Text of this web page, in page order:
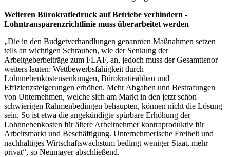
Weiteren Bürokratiedruck auf Betriebe verhindern -
Lohntransparenzrichtlinie muss überarbeitet werden
„Die in den Budgetverhandlungen genannten Maßnahmen setzen
teils an wichtigen Schrauben, wie der Senkung der
Arbeitgeberbeiträge zum FLAF, an, jedoch muss der Gesamttenor
weiters lauten: Wettbewerbsfähigkeit durch
Lohnnebenkostensenkungen, Bürokratieabbau und
Effizienzsteigerungen erhöhen. Mehr Abgaben und Bestrafungen
von Unternehmen, welche sich am Markt in den jetzt schon
schwierigen Rahmenbedingen behaupten, können nicht die Lösung
sein. So ist etwa die angekündigte spürbare Erhöhung der
Lohnnebenkosten für ältere Arbeitnehmer kontraproduktiv für
Arbeitsmarkt und Beschäftigung. Unternehmerische Freiheit und
nachhaltiges Wirtschaftswachstum bedingt weniger Staat, mehr
privat“, so Neumayer abschließend.